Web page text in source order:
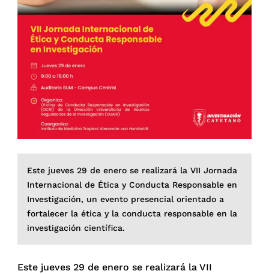
Este jueves 29 de enero se realizará la VII Jornada
Internacional de Ética y Conducta Responsable en
Investigación, un evento presencial orientado a
fortalecer la ética y la conducta responsable en la
investigación científica.
Este jueves 29 de enero se realizará la VII